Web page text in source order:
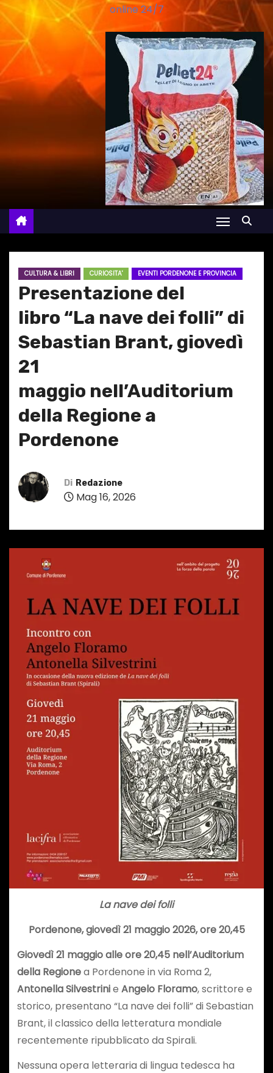
online 24/7
CULTURA & LIBRI CURIOSITA' EVENTI PORDENONE E PROVINCIA
Presentazione del
libro “La nave dei folli” di
Sebastian Brant, giovedì
21
maggio nell’Auditorium
della Regione a
Pordenone
Di Redazione
Mag 16, 2026
La nave dei folli
Pordenone, giovedì 21 maggio 2026, ore 20,45
Giovedì 21 maggio alle ore 20,45 nell’Auditorium
della Regionea Pordenone in via Roma 2,
Antonella Silvestrinie Angelo Floramo, scrittore e
storico, presentano “La nave dei folli” di Sebastian
Brant, il classico della letteratura mondiale
recentemente ripubblicato da Spirali.
Nessuna opera letteraria di lingua tedesca ha